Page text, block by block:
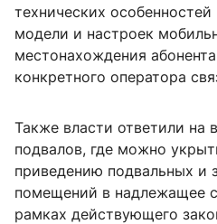
технических
модели и настроек
местонахождения
конкретного оператора
Также власти ответили на
подвалов, где можно
приведению подвальных и
помещений в надлежащее
рамках действующего